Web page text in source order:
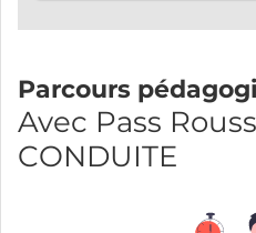
Parcours
Avec Pass
CONDUITE